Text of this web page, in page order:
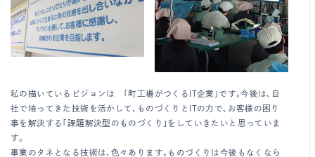
私の描いているビジョンは 「町工場がつくるIT企業」です。今後は、自
社で培ってきた技術を活かして、ものづくりとITの力で、お客様の困り
事を解決する「課題解決型のものづくり」をしていきたいと思っていま
す。
事業のタネとなる技術は、色々あります。ものづくりは今後もなくなら